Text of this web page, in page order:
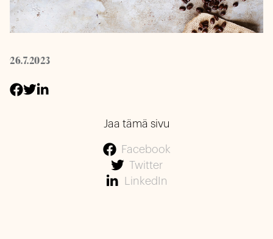
26.7.2023
Jaa tämä sivu
Facebook
Twitter
LinkedIn